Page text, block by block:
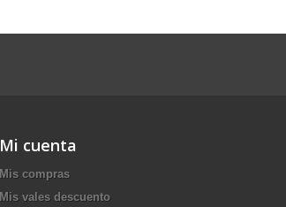
Mi cuenta
Mis compras
Mis vales descuento